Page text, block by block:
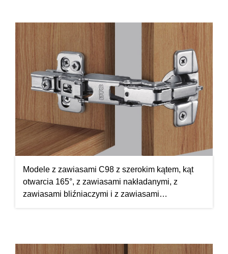
Modele z zawiasami C98 z szerokim kątem, kąt
otwarcia 165°, z zawiasami nakładanymi, z
zawiasami bliźniaczymi i z zawiasami